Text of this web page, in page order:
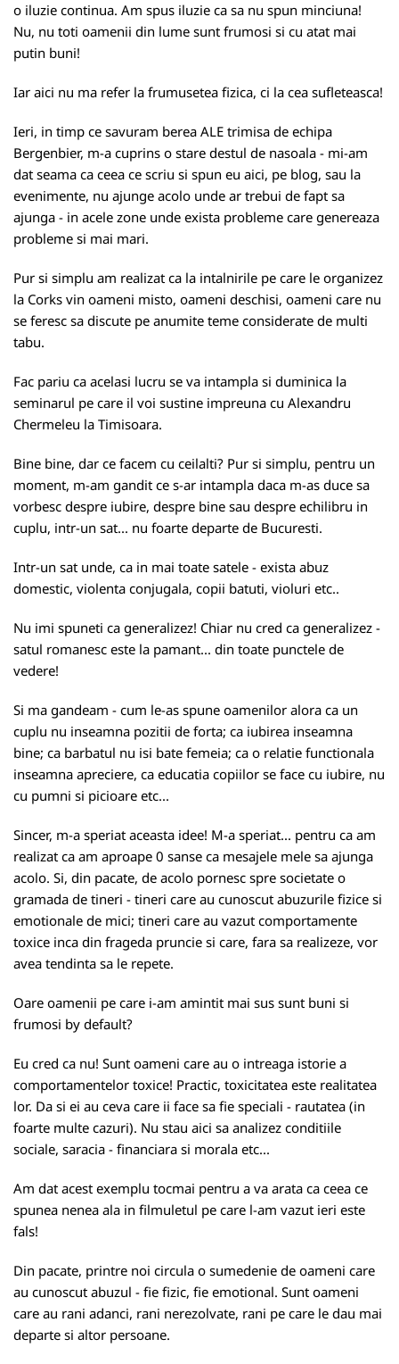
o iluzie continua. Am spus iluzie ca sa nu spun minciuna!
Nu, nu toti oamenii din lume sunt frumosi si cu atat mai
putin buni!
Iar aici nu ma refer la frumusetea fizica, ci la cea sufleteasca!
Ieri, in timp ce savuram berea ALE trimisa de echipa
Bergenbier, m-a cuprins o stare destul de nasoala - mi-am
dat seama ca ceea ce scriu si spun eu aici, pe blog, sau la
evenimente, nu ajunge acolo unde ar trebui de fapt sa
ajunga - in acele zone unde exista probleme care genereaza
probleme si mai mari.
Pur si simplu am realizat ca la intalnirile pe care le organizez
la Corks vin oameni misto, oameni deschisi, oameni care nu
se feresc sa discute pe anumite teme considerate de multi
tabu.
Fac pariu ca acelasi lucru se va intampla si duminica la
seminarul pe care il voi sustine impreuna cu Alexandru
Chermeleu la Timisoara.
Bine bine, dar ce facem cu ceilalti? Pur si simplu, pentru un
moment, m-am gandit ce s-ar intampla daca m-as duce sa
vorbesc despre iubire, despre bine sau despre echilibru in
cuplu, intr-un sat... nu foarte departe de Bucuresti.
Intr-un sat unde, ca in mai toate satele - exista abuz
domestic, violenta conjugala, copii batuti, violuri etc..
Nu imi spuneti ca generalizez! Chiar nu cred ca generalizez -
satul romanesc este la pamant... din toate punctele de
vedere!
Si ma gandeam - cum le-as spune oamenilor alora ca un
cuplu nu inseamna pozitii de forta; ca iubirea inseamna
bine; ca barbatul nu isi bate femeia; ca o relatie functionala
inseamna apreciere, ca educatia copiilor se face cu iubire, nu
cu pumni si picioare etc...
Sincer, m-a speriat aceasta idee! M-a speriat... pentru ca am
realizat ca am aproape 0 sanse ca mesajele mele sa ajunga
acolo. Si, din pacate, de acolo pornesc spre societate o
gramada de tineri - tineri care au cunoscut abuzurile fizice si
emotionale de mici; tineri care au vazut comportamente
toxice inca din frageda pruncie si care, fara sa realizeze, vor
avea tendinta sa le repete.
Oare oamenii pe care i-am amintit mai sus sunt buni si
frumosi by default?
Eu cred ca nu! Sunt oameni care au o intreaga istorie a
comportamentelor toxice! Practic, toxicitatea este realitatea
lor. Da si ei au ceva care ii face sa fie speciali - rautatea (in
foarte multe cazuri). Nu stau aici sa analizez conditiile
sociale, saracia - financiara si morala etc...
Am dat acest exemplu tocmai pentru a va arata ca ceea ce
spunea nenea ala in filmuletul pe care l-am vazut ieri este
fals!
Din pacate, printre noi circula o sumedenie de oameni care
au cunoscut abuzul - fie fizic, fie emotional. Sunt oameni
care au rani adanci, rani nerezolvate, rani pe care le dau mai
departe si altor persoane.